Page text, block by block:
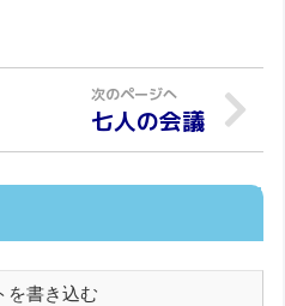
七人の会議
を書き込む